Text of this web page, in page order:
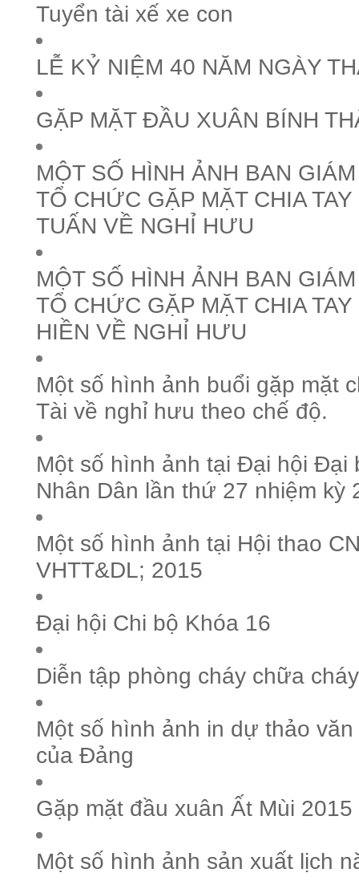
Tuyển tài xế xe con
LỄ KỶ NIỆM 40 NĂM NGÀY
GẶP MẶT ĐẦU XUÂN BÍNH
MỘT SỐ HÌNH ẢNH BAN
TỔ CHỨC GẶP MẶT CHIA
TUẤN VỀ NGHỈ HƯU
MỘT SỐ HÌNH ẢNH BAN
TỔ CHỨC GẶP MẶT CHIA
HIỀN VỀ NGHỈ HƯU
Một số hình ảnh buổi gặp mặt
Tài về nghỉ hưu theo chế độ.
Một số hình ảnh tại Đại hội Đại
Nhân Dân lần thứ 27 nhiệm kỳ
Một số hình ảnh tại Hội thao
VHTT&DL; 2015
Đại hội Chi bộ Khóa 16
Diễn tập phòng cháy chữa cháy
Một số hình ảnh in dự thảo
của Đảng
Gặp mặt đầu xuân Ất Mùi 2015
Một số hình ảnh sản xuất lịch